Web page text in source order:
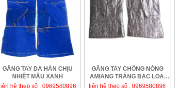
GĂNG TAY DA HÀN CHỊU
NHIỆT MẦU XANH
liên hệ theo số : 0969580896
GĂNG TAY CHỐNG NÓNG
AMIANG TRÁNG BẠC LOẠI
NGẮN
liên hệ theo số : 0969580896